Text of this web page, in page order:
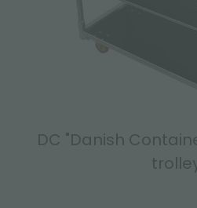
DC "Danish